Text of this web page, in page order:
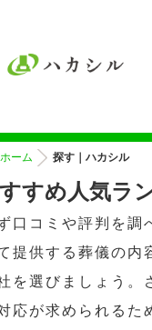
ホーム 探す｜ハカシル
すめ人気ラ
口コミや評判を調
提供する葬儀の内
を選びましょう。
応が求められるた